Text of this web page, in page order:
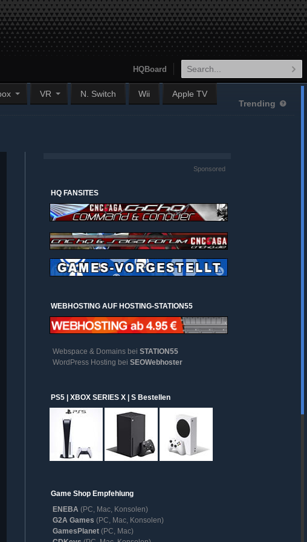
VR N. Switch Wii Apple TV
HQBoard
Trending
Sponsored
HQ FANSITES
WEBHOSTING AUF HOSTING-STATION55
Webspace & Domains bei STATION55
WordPress Hosting bei SEOWebhoster
PS5 | XBOX SERIES X | S Bestellen
Game Shop Empfehlung
ENEBA (PC, Mac, Konsolen)
G2A Games (PC, Mac, Konsolen)
GamesPlanet(PC, Mac)